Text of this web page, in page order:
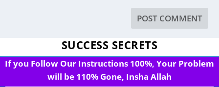
SUCCESS SECRETS
If you Follow Our Instructions 100%, Your Problem
will be 110% Gone, Insha Allah